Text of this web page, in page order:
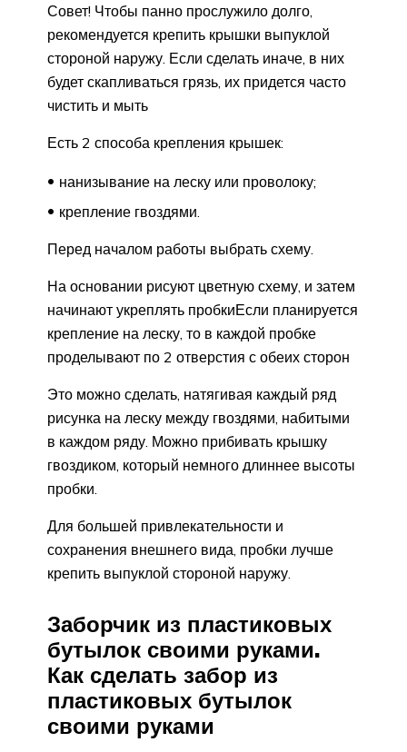
Совет! Чтобы панно прослужило долго,
рекомендуется крепить крышки выпуклой
стороной наружу. Если сделать иначе, в них
будет скапливаться грязь, их придется часто
чистить и мыть
Есть 2 способа крепления крышек:
нанизывание на леску или проволоку;
крепление гвоздями.
Перед началом работы выбрать схему.
На основании рисуют цветную схему, и затем
начинают укреплять пробкиЕсли планируется
крепление на леску, то в каждой пробке
проделывают по 2 отверстия с обеих сторон
Это можно сделать, натягивая каждый ряд
рисунка на леску между гвоздями, набитыми
в каждом ряду. Можно прибивать крышку
гвоздиком, который немного длиннее высоты
пробки.
Для большей привлекательности и
сохранения внешнего вида, пробки лучше
крепить выпуклой стороной наружу.
Заборчик из пластиковых
бутылок своими руками.
Как сделать забор из
пластиковых бутылок
своими руками